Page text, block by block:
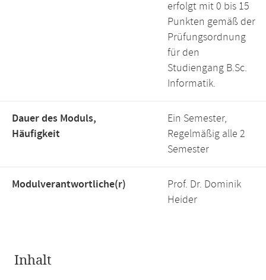
erfolgt mit 0 bis 15
Punkten gemäß der
Prüfungsordnung
für den
Studiengang B.Sc.
Informatik.
Dauer des Moduls,
Häufigkeit
Ein Semester,
Regelmäßig alle 2
Semester
Modulverantwortliche(r)
Prof. Dr. Dominik
Heider
Inhalt